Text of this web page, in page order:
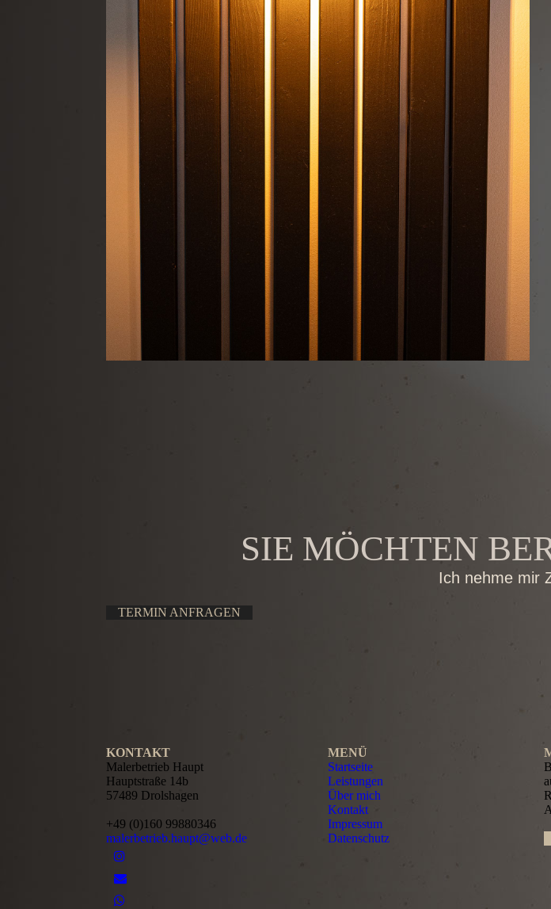
SIE MÖCHTEN
Ich nehme mir
TERMIN ANFRAGEN
KONTAKT
Malerbetrieb Haupt
Hauptstraße 14b
57489 Drolshagen
+49 (0)160 99880346
malerbetrieb.haupt@web.de
MENÜ
Startseite
Leistungen
Über mich
Kontakt
Impressum
Datenschutz